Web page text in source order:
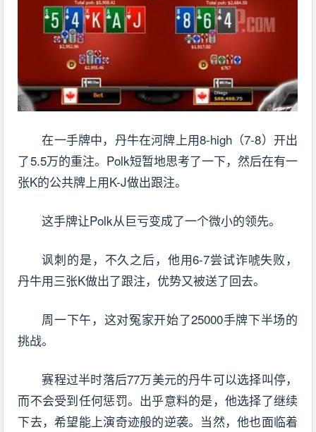
在一手牌中，丹牛在河牌上用8-high（7-8）开出
了5.5万的重注。Polk短暂地思考了一下，然后在有一
张K的公共牌上用K-J做出跟注。
这手牌让Polk从巨亏变成了一个微小的领先。
讽刺的是，不久之后，他用6-7尝试诈唬失败，
丹牛用三张K做出了跟注，优势又被送了回去。
周一下午，这对冤家开始了25000手牌下半场的
挑战。
赛程过半时落后77万美元的丹牛可以选择叫停，
而不会受到任何惩罚。出乎意料的是，他选择了继续
下去，希望能上演奇迹般的逆袭。当然，他也面临着